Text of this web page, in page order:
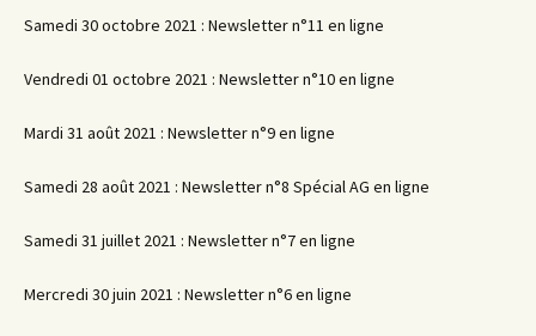
Samedi 30 octobre 2021 : Newsletter n°11 en ligne
Vendredi 01 octobre 2021 : Newsletter n°10 en ligne
Mardi 31 août 2021 : Newsletter n°9 en ligne
Samedi 28 août 2021 : Newsletter n°8 Spécial AG en ligne
Samedi 31 juillet 2021 : Newsletter n°7 en ligne
Mercredi 30 juin 2021 : Newsletter n°6 en ligne